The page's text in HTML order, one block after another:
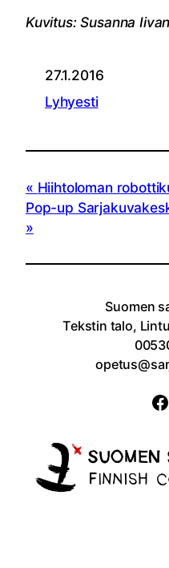
Kuvitus: Susanna
27.1.2016
Lyhyesti
Hiihtoloman
Pop-up
Suomen
Tekstin talo,